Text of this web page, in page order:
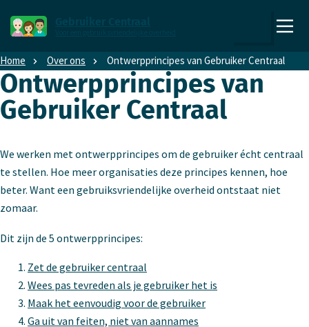
naar
de
homepage
Home Over ons Ontwerp­principes van Gebruiker Centraal
Ontwerp­principes van
Gebruiker Centraal
We werken met ontwerpprincipes om de gebruiker écht centraal
te stellen. Hoe meer organisaties deze principes kennen, hoe
beter. Want een gebruiksvriendelijke overheid ontstaat niet
zomaar.
Dit zijn de 5 ontwerpprincipes:
Zet de gebruiker centraal
Wees pas tevreden als je gebruiker het is
Maak het eenvoudig voor de gebruiker
Ga uit van feiten, niet van aannames